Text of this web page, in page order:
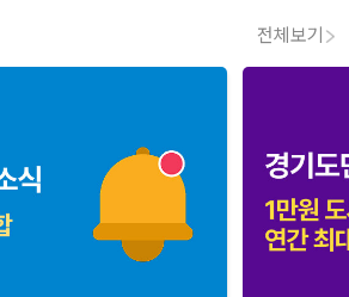
전체보기